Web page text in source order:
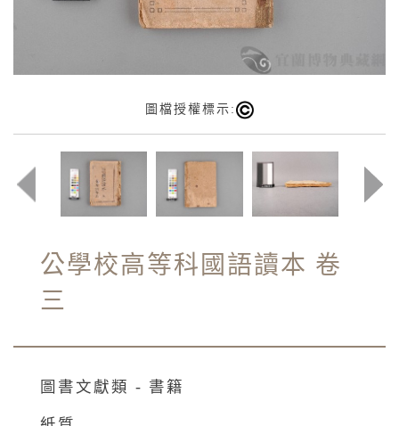
圖檔授權標示:
公學校高等科國語讀本 卷
三
圖書文獻類 - 書籍